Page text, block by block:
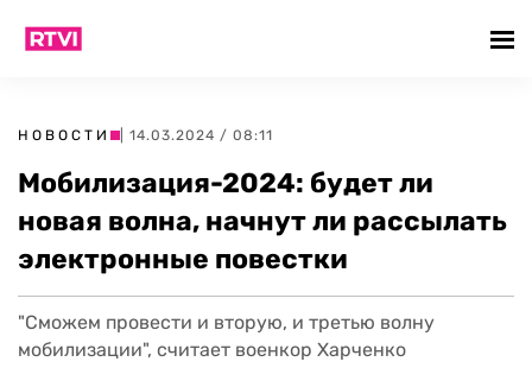
НОВОСТИ | 14.03.2024 / 08:11
Мобилизация-2024: будет ли
новая волна, начнут ли рассылать
электронные повестки
"Сможем провести и вторую, и третью волну
мобилизации", считает военкор Харченко